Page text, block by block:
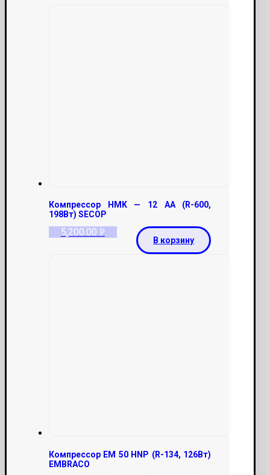
Компрессор HMK — 12 AA (R-600,
198Вт) SECOP
5,200.00 Р
В корзину
Компрессор EM 50 HNP (R-134, 126Вт)
EMBRACO